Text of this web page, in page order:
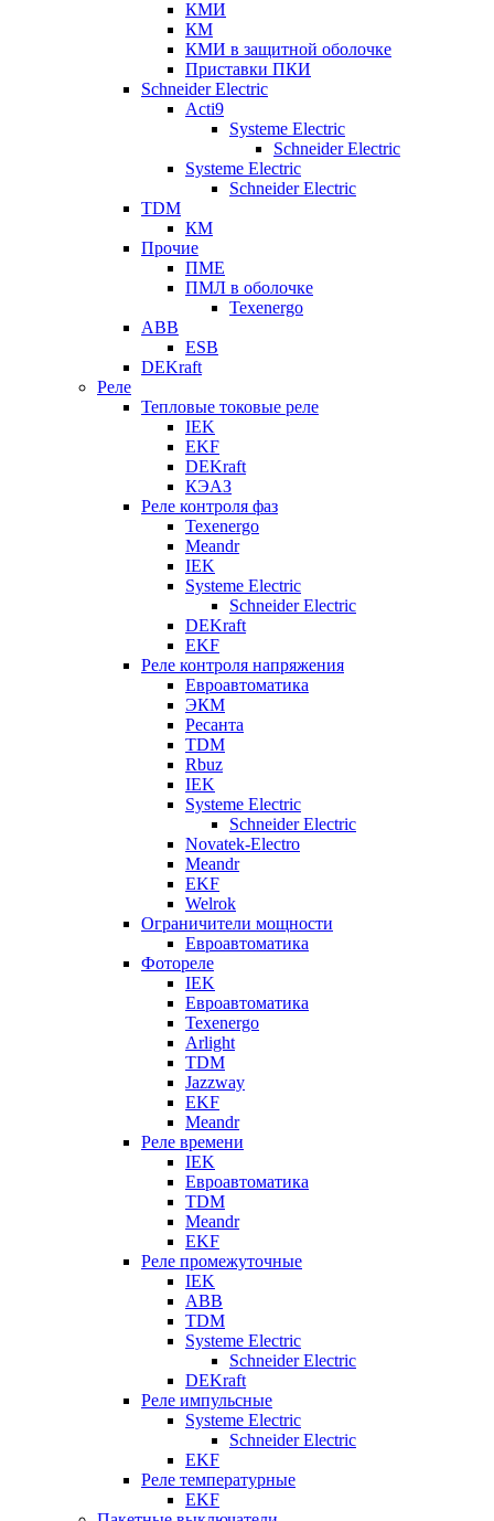
КМИ
КМ
КМИ в защитной оболочке
Приставки ПКИ
Schneider Electric
Acti9
Systeme Electric
Schneider Electric
Systeme Electric
Schneider Electric
TDM
КМ
Прочие
ПМЕ
ПМЛ в оболочке
Texenergo
ABB
ESB
DEKraft
Реле
Тепловые токовые реле
IEK
EKF
DEKraft
КЭАЗ
Реле контроля фаз
Texenergo
Meandr
IEK
Systeme Electric
Schneider Electric
DEKraft
EKF
Реле контроля напряжения
Евроавтоматика
ЭКМ
Ресанта
TDM
Rbuz
IEK
Systeme Electric
Schneider Electric
Novatek-Electro
Meandr
EKF
Welrok
Ограничители мощности
Евроавтоматика
Фотореле
IEK
Евроавтоматика
Texenergo
Arlight
TDM
Jazzway
EKF
Meandr
Реле времени
IEK
Евроавтоматика
TDM
Meandr
EKF
Реле промежуточные
IEK
ABB
TDM
Systeme Electric
Schneider Electric
DEKraft
Реле импульсные
Systeme Electric
Schneider Electric
EKF
Реле температурные
EKF